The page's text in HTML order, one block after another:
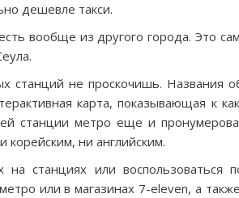
дешевле такси.
вообще из другого города. Это
не проскочишь. Названия
карта, показывающая к
станции метро еще и
ни английским.
станциях или воспользоваться
или в магазинах 7-eleven, а